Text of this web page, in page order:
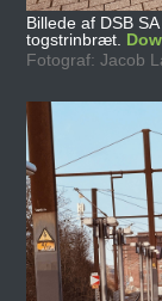
Billede af DSB
togstrinbræt.
Fotograf: Jacob